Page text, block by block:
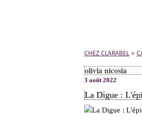
CHEZ CLARABEL >
olivia nicosia
3 août 2022
La Digue :